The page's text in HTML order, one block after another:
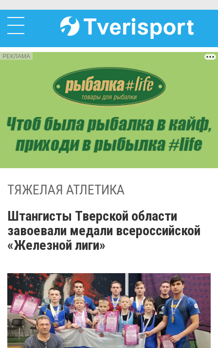
РЕКЛАМА
ТЯЖЕЛАЯ АТЛЕТИКА
Штангисты Тверской области
завоевали медали всероссийской
«Железной лиги»